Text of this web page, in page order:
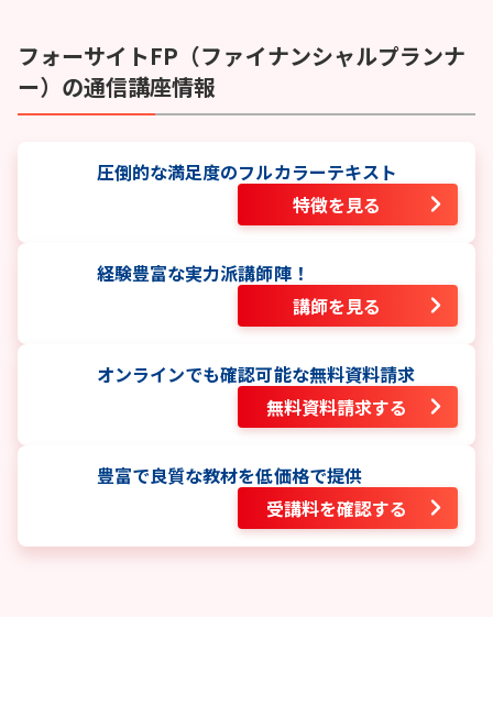
フォーサイトFP（ファイナンシャルプランナ
ー） の通信講座情報
圧倒的な満足度のフルカラーテキスト
特徴を見る
経験豊富な実力派講師陣！
講師を見る
オンラインでも確認可能な無料資料請求
無料資料請求する
豊富で良質な教材を低価格で提供
受講料を確認する